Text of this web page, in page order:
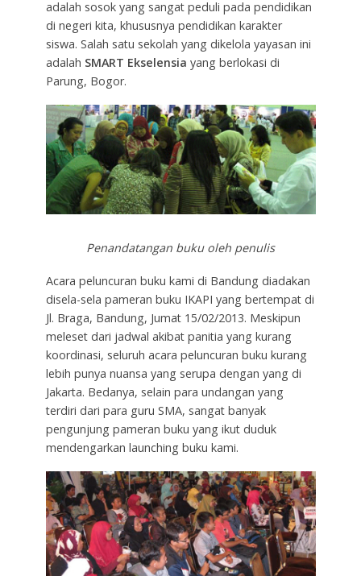
adalah sosok yang sangat peduli pada pendidikan
di negeri kita, khususnya pendidikan karakter
siswa. Salah satu sekolah yang dikelola yayasan ini
adalah SMART Ekselensia yang berlokasi di
Parung, Bogor.
Penandatangan buku oleh penulis
Acara peluncuran buku kami di Bandung diadakan
disela-sela pameran buku IKAPI yang bertempat di
Jl. Braga, Bandung, Jumat 15/02/2013. Meskipun
meleset dari jadwal akibat panitia yang kurang
koordinasi, seluruh acara peluncuran buku kurang
lebih punya nuansa yang serupa dengan yang di
Jakarta. Bedanya, selain para undangan yang
terdiri dari para guru SMA, sangat banyak
pengunjung pameran buku yang ikut duduk
mendengarkan launching buku kami.